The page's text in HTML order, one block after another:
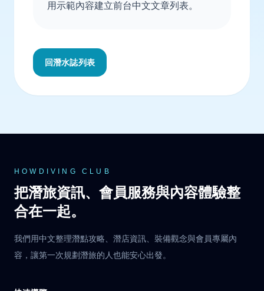
用示範內容建立前台中文文章列表。
回潛水誌列表
HOWDIVING CLUB
把潛旅資訊、會員服務與內容體驗整
合在一起。
我們用中文整理潛點攻略、潛店資訊、裝備觀念與會員專屬內
容，讓第一次規劃潛旅的人也能安心出發。